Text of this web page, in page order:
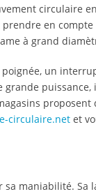
circulaire
en
à grand
un
grande
circulaire.net et
maniabilité. Sa